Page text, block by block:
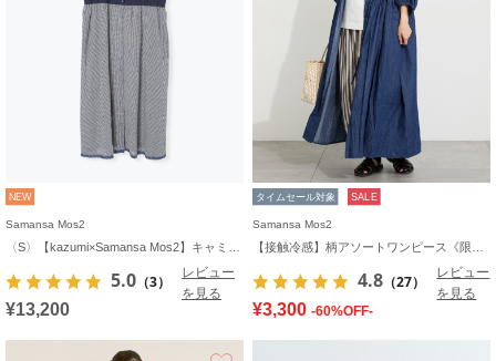
NEW
Samansa Mos2
5.0 （3）
レビュー
を見る
¥13,200
タイムセール対象 SALE
Samansa Mos2
4.8 （27）
レビュー
を見る
¥3,300 -60%OFF-